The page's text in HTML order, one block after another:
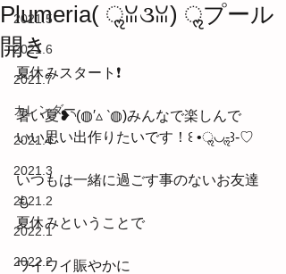
2021.5
2021.6
2021.7
カレンダー
2021.4
2021.3
2021.2
2022.1
2022.2
Plumeria( ॢꈍ૩ꈍ) ॢプール
開き
夏休みスタート❗
暑い夏❥◝(◍′▵ ‵◍)みんなで楽しんで
いい思い出作りたいです！꒰ •ॢ◡-ॢ꒱-♡
いつもは一緒に過ごす事のないお友達
も
夏休みということで
ワイワイ賑やかに